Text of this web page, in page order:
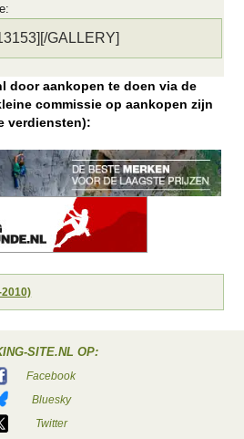
door aankopen te doen via de
commissie op aankopen zijn
verdiensten):
SITE.NL OP:
Facebook
Bluesky
Twitter